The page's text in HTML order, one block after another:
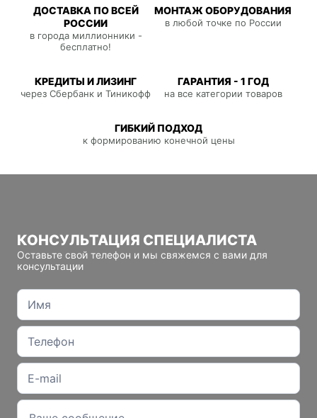
ДОСТАВКА ПО ВСЕЙ
РОССИИ
в города миллионники -
бесплатно!
МОНТАЖ ОБОРУДОВАНИЯ
в любой точке по России
КРЕДИТЫ И ЛИЗИНГ
через Сбербанк и Тиникофф
ГАРАНТИЯ - 1 ГОД
на все категории товаров
ГИБКИЙ ПОДХОД
к формированию конечной цены
КОНСУЛЬТАЦИЯ СПЕЦИАЛИСТА
Оставьте свой телефон и мы свяжемся с вами для
консультации